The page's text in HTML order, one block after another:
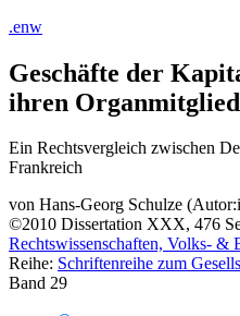
.enw
Geschäfte der
ihren
Ein Rechtsvergleich zwischen
Frankreich
von Hans-Georg Schulze
©2010 Dissertation XXX, 476
Rechtswissenschaften, Volks- &
Reihe: Schriftenreihe zum
Band 29